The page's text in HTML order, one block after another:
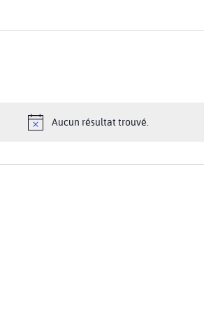
Notice
Aucun résultat trouvé.